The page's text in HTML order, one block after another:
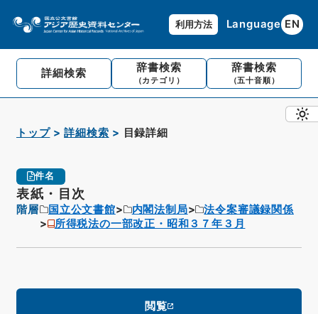
利用方法 Language EN
詳細検索 辞書検索
（カテゴリ）
辞書検索
（五十音順）
トップ 詳細検索 目録詳細
件名
表紙・目次
階層 国立公文書館 内閣法制局
法令案審議録関係
所得税法の一部改正・昭和３７年３月
閲覧